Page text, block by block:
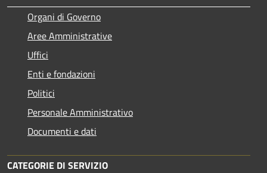
Organi di Governo
Aree Amministrative
Uffici
Enti e fondazioni
Politici
Personale Amministrativo
Documenti e dati
CATEGORIE DI SERVIZIO